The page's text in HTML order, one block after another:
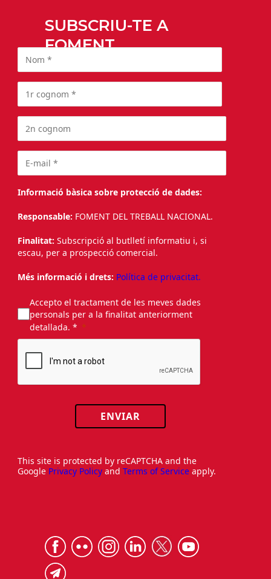
SUBSCRIU-TE A
FOMENT
Informació bàsica sobre protecció de dades:
Responsable: FOMENT DEL TREBALL NACIONAL.
Finalitat: Subscripció al butlletí informatiu i, si
escau, per a prospecció comercial.
Més informació i drets: Política de privacitat.
Accepto el tractament de les meves dades
personals per a la finalitat anteriorment
detallada. *
ENVIAR
This site is protected by reCAPTCHA and the
Google Privacy Policy and Terms of Service apply.